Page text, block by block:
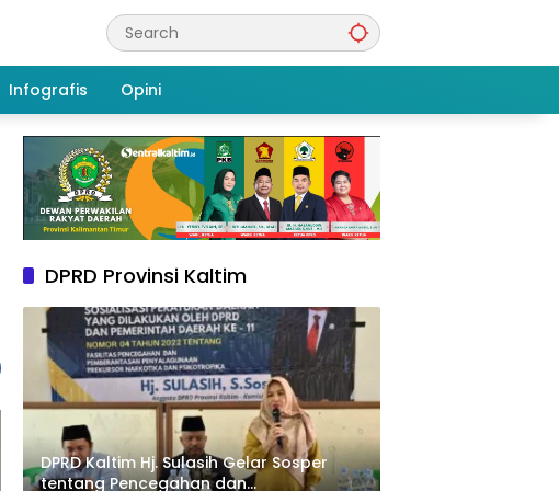
Infografis Opini
DPRD Provinsi Kaltim
DPRD Kaltim Hj. Sulasih Gelar Sosper
tentang Pencegahan dan